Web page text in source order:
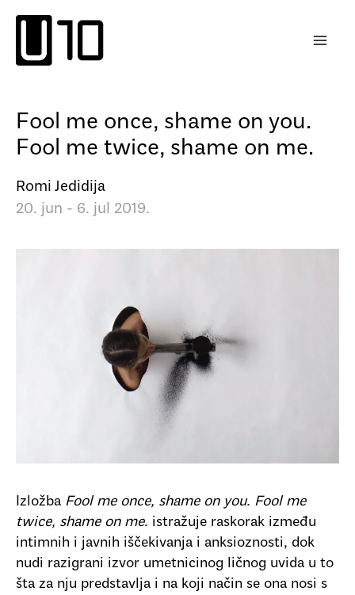
садржај
Fool me once, shame on you.
Fool me twice, shame on me.
Romi Jedidija
20. jun - 6. jul 2019.
Izložba Fool me once, shame on you. Fool me
twice, shame on me. istražuje raskorak između
intimnih i javnih iščekivanja i anksioznosti, dok
nudi razigrani izvor umetnicinog ličnog uvida u to
šta za nju predstavlja i na koji način se ona nosi s